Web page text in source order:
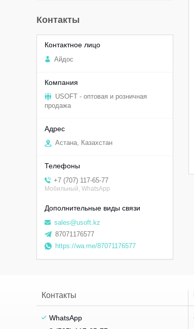
Контакты
Aйдоc
USOFT - оптовая и розничная
продажа
Астана, Казахстан
+7 (707) 117-65-77
Мобильный, WhatsApp
sales@usoft.kz
87071176577
https://wa.me/87071176577
Контакты
WhatsApp